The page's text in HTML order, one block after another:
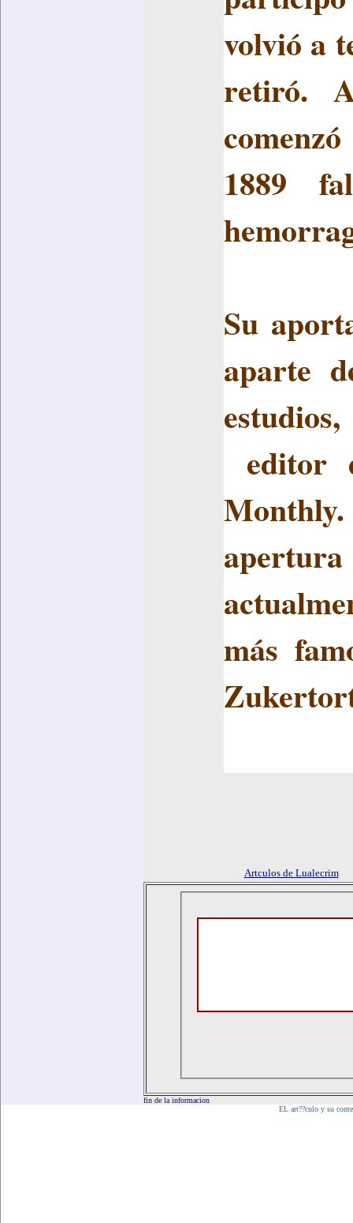
volvió a
retiró.
1889
Su
aparte
editor
apertura
más
Artculos de Lualecrim
fin de la informacion
EL art??culo y su